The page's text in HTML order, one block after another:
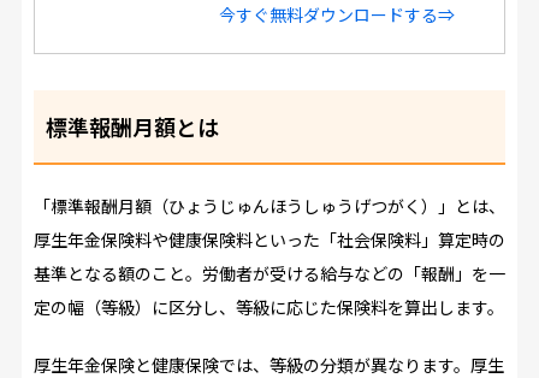
今すぐ無料ダウンロードする⇒
標準報酬月額とは
「標準報酬月額（ひょうじゅんほうしゅうげつがく）」とは、
厚生年金保険料や健康保険料といった「社会保険料」算定時の
基準となる額のこと。労働者が受ける給与などの「報酬」を一
定の幅（等級）に区分し、等級に応じた保険料を算出します。
厚生年金保険と健康保険では、等級の分類が異なります。厚生